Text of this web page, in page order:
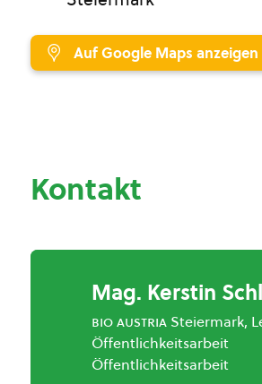
Auf Google Maps anzeigen
Kontakt
Mag. Kerstin
bio austria Steiermark,
Öffentlichkeitsarbeit
Öffentlichkeitsarbeit